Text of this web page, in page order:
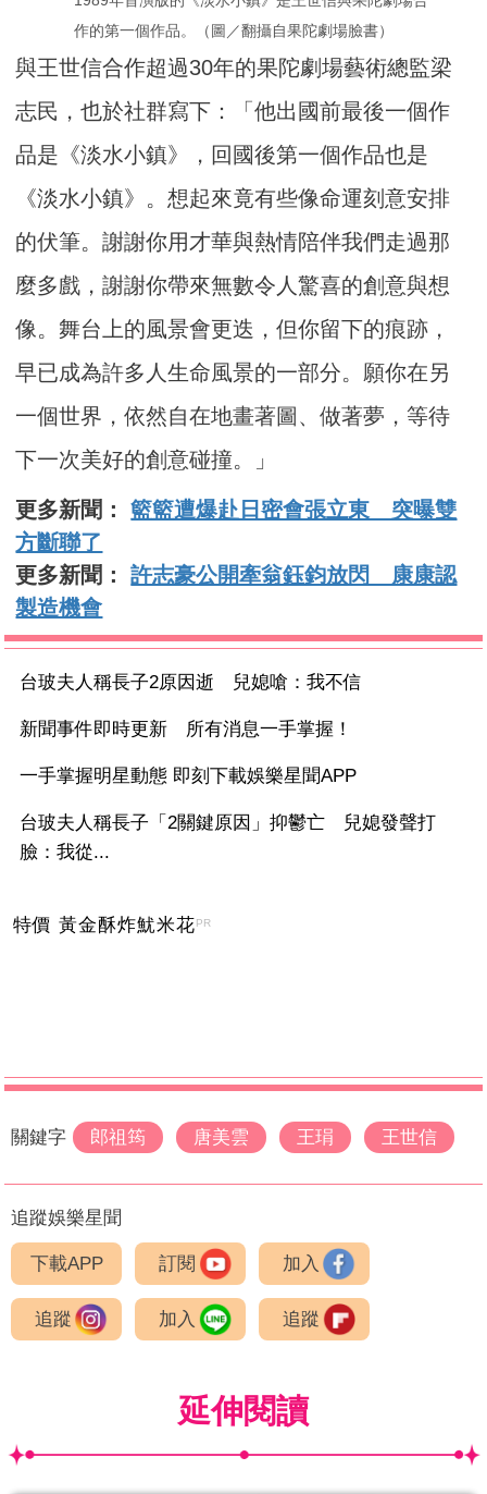
作的第一個作品。（圖／翻攝自果陀劇場臉書）
與王世信合作超過30年的果陀劇場藝術總監梁
志民，也於社群寫下：「他出國前最後一個作
品是《淡水小鎮》，回國後第一個作品也是
《淡水小鎮》。想起來竟有些像命運刻意安排
的伏筆。謝謝你用才華與熱情陪伴我們走過那
麼多戲，謝謝你帶來無數令人驚喜的創意與想
像。舞台上的風景會更迭，但你留下的痕跡，
早已成為許多人生命風景的一部分。願你在另
一個世界，依然自在地畫著圖、做著夢，等待
下一次美好的創意碰撞。」
更多新聞：籃籃遭爆赴日密會張立東 突曝雙
方斷聯了
更多新聞：許志豪公開牽翁鈺鈞放閃 康康認
製造機會
台玻夫人稱長子2原因逝 兒媳嗆：我不信
新聞事件即時更新 所有消息一手掌握！
一手掌握明星動態 即刻下載娛樂星聞APP
台玻夫人稱長子「2關鍵原因」抑鬱亡 兒媳發聲打
臉：我從...
特價 黃金酥炸魷米花PR
關鍵字 郎祖筠 唐美雲 王琄 王世信
追蹤娛樂星聞
下載APP 訂閱 加入
追蹤 加入 追蹤
延伸閱讀